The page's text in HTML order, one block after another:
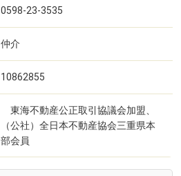
0598-23-3535
仲介
10862855
東海不動産公正取引協議会加盟、
（公社）全日本不動産協会三重県本
部会員